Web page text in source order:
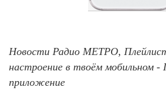
Новости Радио МЕТРО,
настроение в твоём мобильном -
приложение